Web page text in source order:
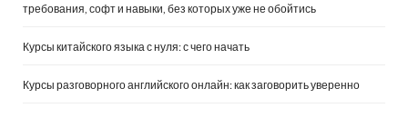
требования, софт и навыки, без которых уже не обойтись
Курсы китайского языка с нуля: с чего начать
Курсы разговорного английского онлайн: как заговорить уверенно